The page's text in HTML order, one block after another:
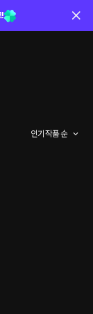
!
인기 작품 순